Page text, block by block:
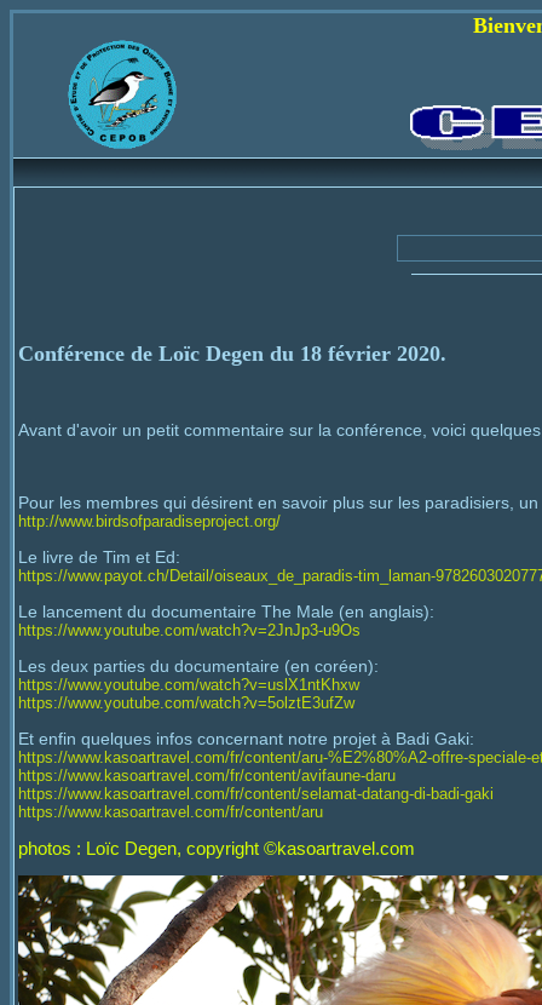
Bienvenue sur le
Conférence de Loïc Degen du 18 février 2020.
Avant d'avoir un petit commentaire sur la conférence, voici
Pour les membres qui désirent en savoir plus sur les paradisiers,
http://www.birdsofparadiseproject.org/
Le livre de Tim et Ed:
https://www.payot.ch/Detail/oiseaux_de_paradis-tim_laman-
Le lancement du documentaire The Male (en anglais):
https://www.youtube.com/watch?v=2JnJp3-u9Os
Les deux parties du documentaire (en coréen):
https://www.youtube.com/watch?v=uslX1ntKhxw
https://www.youtube.com/watch?v=5olztE3ufZw
Et enfin quelques infos concernant notre projet à Badi Gaki:
https://www.kasoartravel.com/fr/content/aru-%E2%80%A2-offre-speciale-
https://www.kasoartravel.com/fr/content/avifaune-daru
https://www.kasoartravel.com/fr/content/selamat-datang-di-badi-gaki
https://www.kasoartravel.com/fr/content/aru
photos : Loïc Degen, copyright ©kasoartravel.com